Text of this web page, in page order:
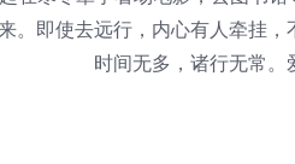
。即使去远行，内心有人牵挂，
时间无多，诸行无常。